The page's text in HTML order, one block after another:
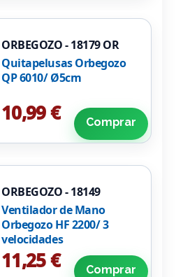
ORBEGOZO - 18179 OR
Quitapelusas Orbegozo
QP 6010/ Ø5cm
10,99 € Comprar
ORBEGOZO - 18149
Ventilador de Mano
Orbegozo HF 2200/ 3
velocidades
11,25 € Comprar